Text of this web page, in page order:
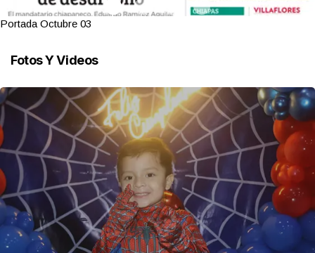
Portada Octubre 03
Fotos Y Videos